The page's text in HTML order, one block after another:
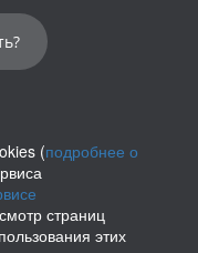
(подробнее о
страниц
этих